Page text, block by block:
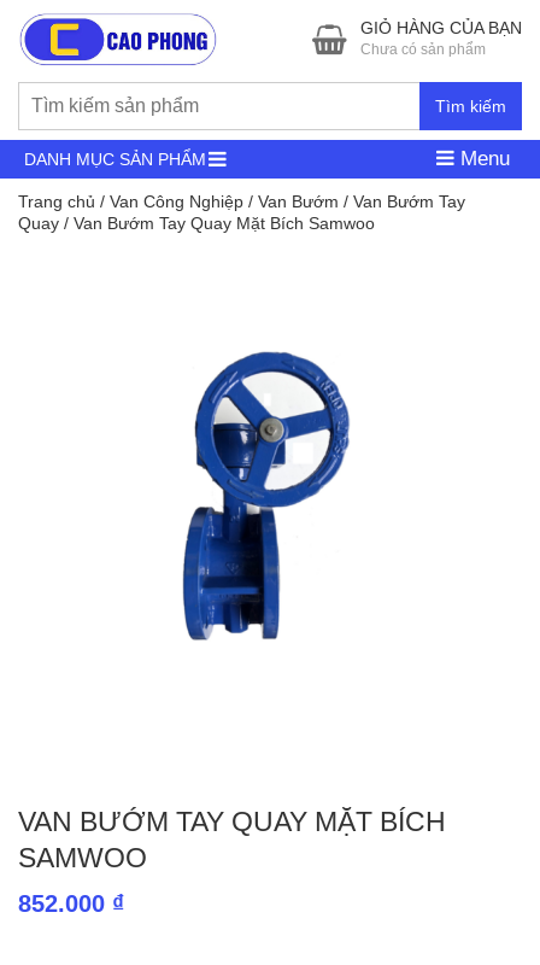
Tìm kiếm
GIỎ HÀNG CỦA BẠN
Chưa có sản phẩm
DANH MỤC SẢN PHẨM Menu
Trang chủ / Van Công Nghiệp / Van Bướm / Van Bướm Tay
Quay / Van Bướm Tay Quay Mặt Bích Samwoo
VAN BƯỚM TAY QUAY MẶT BÍCH
SAMWOO
852.000 ₫